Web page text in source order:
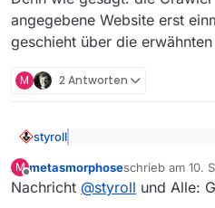
angegebene Website erst
geschieht über die
M 2 Antworten
styroll
Sendung melden:
arte
Vavideohilft. Dort auf
Rechtsklick auf die SQ-
M
Offline
metasmorphoseschrieb am 10.
zuletzt editiert
Nachricht @styroll und Alle: